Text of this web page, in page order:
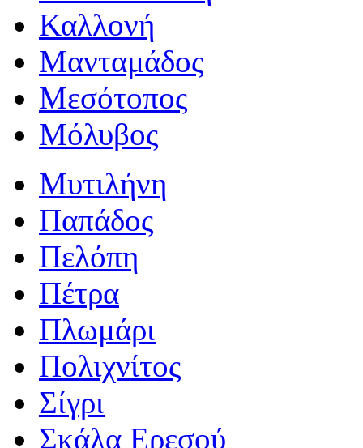
Καλλονή
Μανταμάδος
Μεσότοπος
Μόλυβος
Μυτιλήνη
Παπάδος
Πελόπη
Πέτρα
Πλωμάρι
Πολιχνίτος
Σίγρι
Σκάλα Ερεσού